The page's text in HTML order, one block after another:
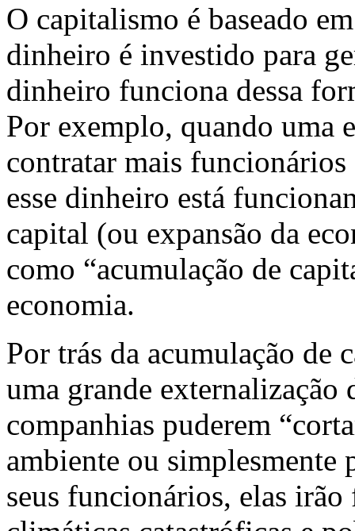
O capitalismo é baseado
dinheiro é investido para
dinheiro funciona dessa
Por exemplo, quando uma
contratar mais
esse dinheiro está
capital (ou expansão da
como “acumulação de
economia.
Por trás da acumulação de
uma grande externalização
companhias puderem
ambiente ou simplesmente
seus funcionários, elas